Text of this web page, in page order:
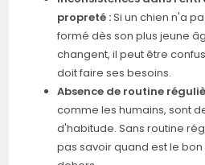
propreté :Si un chien n'a
formé dès son plus jeune
changent, il peut être
doit faire ses besoins.
Absence de routine
comme les humains, sont
d'habitude. Sans routine
pas savoir quand est le